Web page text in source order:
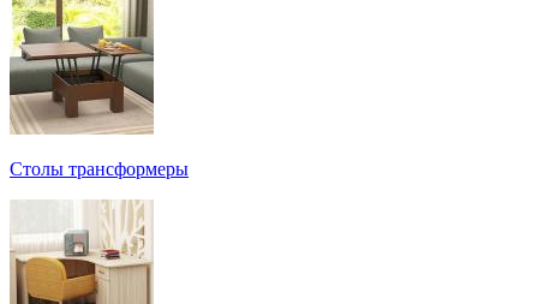
Столы трансформеры